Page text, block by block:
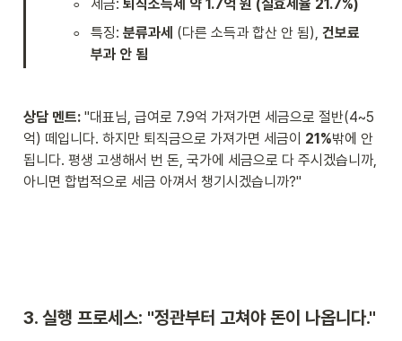
세금: 퇴직소득세 약 1.7억 원 (실효세율 21.7%)
◦ 특징: 분류과세 (다른 소득과 합산 안 됨), 건보료
부과 안 됨
상담 멘트: "대표님, 급여로 7.9억 가져가면 세금으로 절반(4~5
억) 떼입니다. 하지만 퇴직금으로 가져가면 세금이 21%밖에 안
됩니다. 평생 고생해서 번 돈, 국가에 세금으로 다 주시겠습니까,
아니면 합법적으로 세금 아껴서 챙기시겠습니까?"
3. 실행 프로세스: "정관부터 고쳐야 돈이 나옵니다."